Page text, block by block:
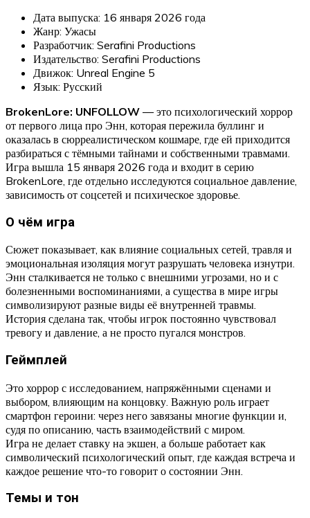
Дата выпуска: 16 января 2026 года
Жанр: Ужасы
Разработчик: Serafini Productions
Издательство: Serafini Productions
Движок: Unreal Engine 5
Язык: Русский
BrokenLore: UNFOLLOW — это психологический хоррор
от первого лица про Энн, которая пережила буллинг и
оказалась в сюрреалистическом кошмаре, где ей приходится
разбираться с тёмными тайнами и собственными травмами.
Игра вышла 15 января 2026 года и входит в серию
BrokenLore, где отдельно исследуются социальное давление,
зависимость от соцсетей и психическое здоровье.
О чём игра
Сюжет показывает, как влияние социальных сетей, травля и
эмоциональная изоляция могут разрушать человека изнутри.
Энн сталкивается не только с внешними угрозами, но и с
болезненными воспоминаниями, а существа в мире игры
символизируют разные виды её внутренней травмы.
История сделана так, чтобы игрок постоянно чувствовал
тревогу и давление, а не просто пугался монстров.
Геймплей
Это хоррор с исследованием, напряжёнными сценами и
выбором, влияющим на концовку. Важную роль играет
смартфон героини: через него завязаны многие функции и,
судя по описанию, часть взаимодействий с миром.
Игра не делает ставку на экшен, а больше работает как
символический психологический опыт, где каждая встреча и
каждое решение что-то говорит о состоянии Энн.
Темы и тон